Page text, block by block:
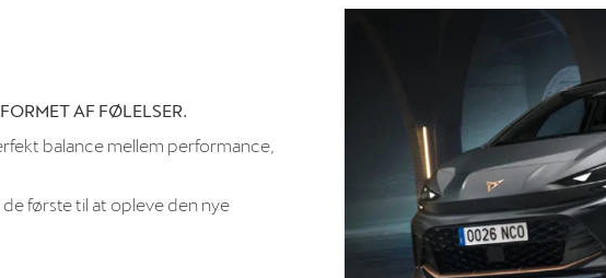
AF FØLELSER.
balance mellem performance,
første til at opleve den nye